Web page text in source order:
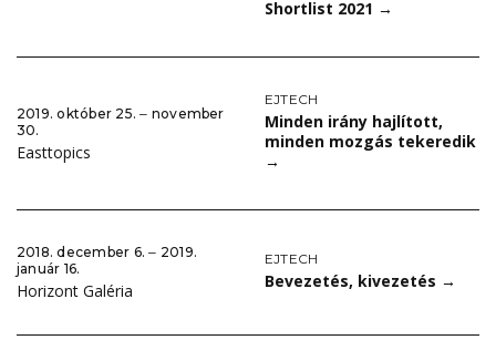
Shortlist 2021 →
2019. október 25. ‒ november
30.
Easttopics
EJTECH
Minden irány hajlított,
minden mozgás tekeredik
→
2018. december 6. ‒ 2019.
január 16.
Horizont Galéria
EJTECH
Bevezetés, kivezetés →